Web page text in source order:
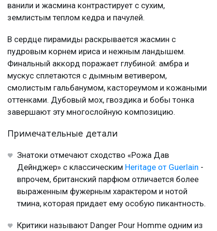
ванили и жасмина контрастирует с сухим,
землистым теплом кедра и пачулей.
В сердце пирамиды раскрывается жасмин с
пудровым корнем ириса и нежным ландышем.
Финальный аккорд поражает глубиной: амбра и
мускус сплетаются с дымным ветивером,
смолистым гальбанумом, кастореумом и кожаными
оттенками. Дубовый мох, гвоздика и бобы тонка
завершают эту многослойную композицию.
Примечательные детали
Знатоки отмечают сходство «Рожа Дав
Дейнджер» с классическим Heritage от Guerlain -
впрочем, британский парфюм отличается более
выраженным фужерным характером и нотой
тмина, которая придает ему особую пикантность.
Критики называют Danger Pour Homme одним из